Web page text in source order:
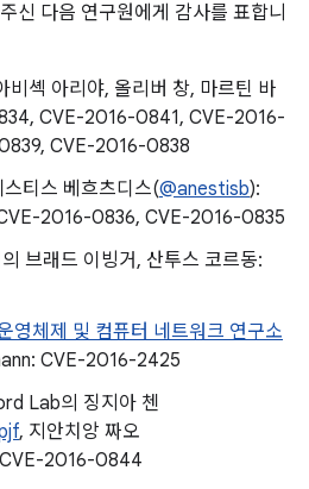
신 다음 연구원에게 감사를 표합니
셱 아리야, 올리버 창, 마르틴 바
CVE-2016-0841, CVE-2016-
CVE-2016-0838
티스 베흐츠디스(@anestisb):
2016-0836, CVE-2016-0835
브래드 이빙거, 산투스 코르동:
영체제 및 컴퓨터 네트워크 연구소
CVE-2016-2425
Lab의 징지아 첸
, 지안치앙 짜오
2016-0844